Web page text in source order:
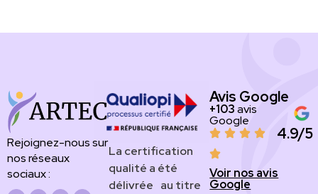
Rejoignez-nous sur
nos réseaux
sociaux :
​​​La certification
qualité a été
délivrée au titre
Avis Google
+103avis
Google
4.9/5
Voir nos avis
Google